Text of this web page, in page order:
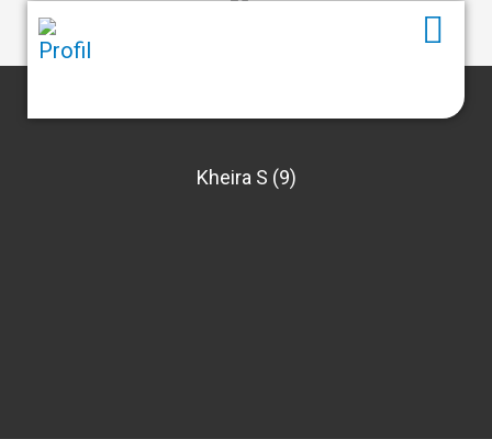
Kheira S (9)